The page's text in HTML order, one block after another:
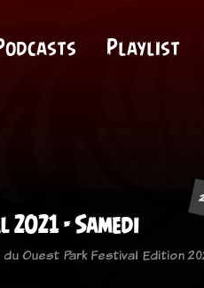
Playlist
- Samedi
Ouest Park Festival Edition